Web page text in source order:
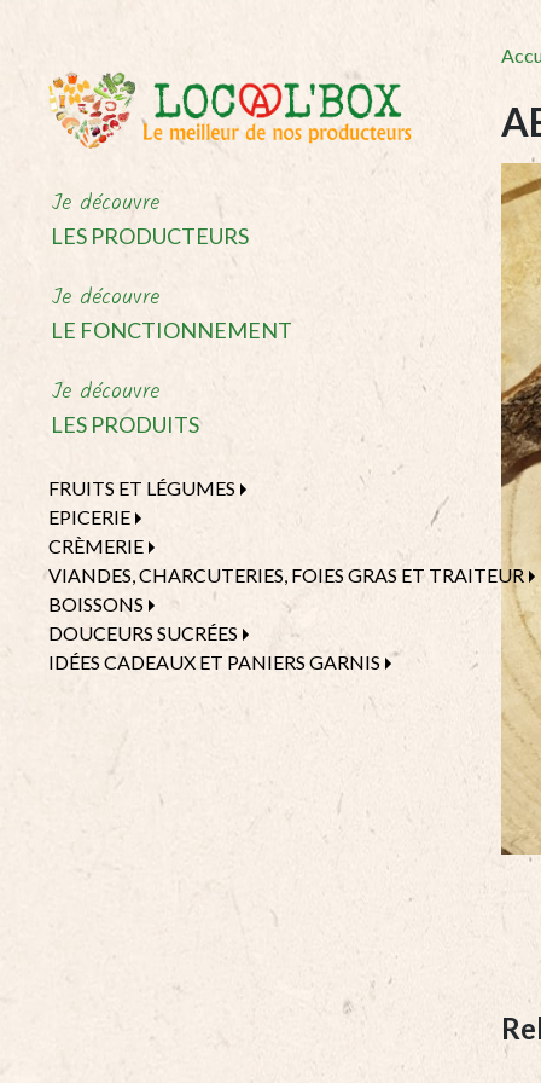
Je découvre
LES PRODUCTEURS
Je découvre
LE FONCTIONNEMENT
Je découvre
LES PRODUITS
FRUITS ET LÉGUMES
EPICERIE
CRÈMERIE
VIANDES, CHARCUTERIES, FOIES GRAS ET TRAITEUR
BOISSONS
DOUCEURS SUCRÉES
IDÉES CADEAUX ET PANIERS GARNIS